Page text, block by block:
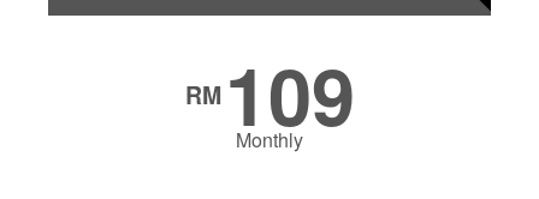
RM 109
Monthly